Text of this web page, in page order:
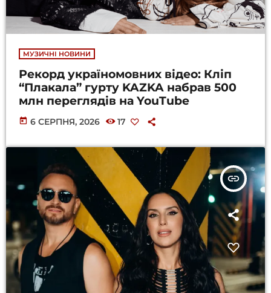
МУЗИЧНІ НОВИНИ
Рекорд україномовних відео: Кліп
“Плакала” гурту KAZKA набрав 500
млн переглядів на YouTube
today 6 СЕРПНЯ, 2026 17
insert_link